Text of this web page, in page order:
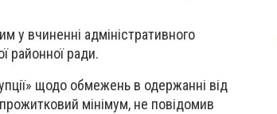
у вчиненні адміністративного
районної ради.
щодо обмежень в одержанні від
мінімум, не повідомив